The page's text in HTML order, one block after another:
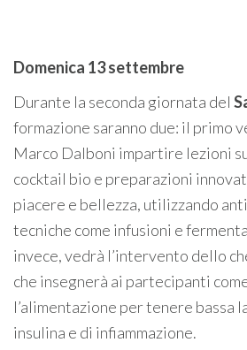
Domenica 13 settembre
Durante la seconda giornata del
formazione saranno due: il primo
Marco Dalboni impartire lezioni
cocktail bio e preparazioni
piacere e bellezza, utilizzando
tecniche come infusioni e
invece, vedrà l’intervento dello
che insegnerà ai partecipanti
l’alimentazione per tenere bassa
insulina e di infiammazione.